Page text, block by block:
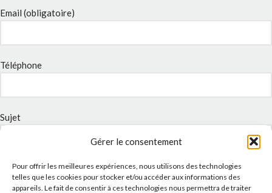
Gérer le consentement
Pour offrir les meilleures expériences, nous utilisons des technologies
telles que les cookies pour stocker et/ou accéder aux informations des
appareils. Le fait de consentir à ces technologies nous permettra de traiter
Email (obligatoire)
Téléphone
Sujet
Message